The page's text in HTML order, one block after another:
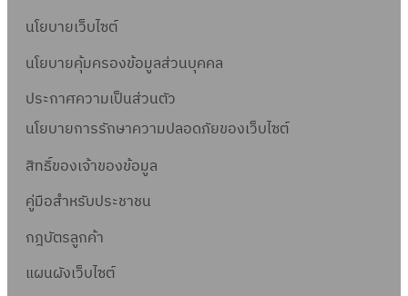
นโยบายเว็บไซต์
นโยบายคุ้มครองข้อมูลส่วนบุคคล
ประกาศความเป็นส่วนตัว
นโยบายการรักษาความปลอดภัยของเว็บไซต์
สิทธิ์ของเจ้าของข้อมูล
คู่มือสำหรับประชาชน
กฎบัตรลูกค้า
แผนผังเว็บไซต์